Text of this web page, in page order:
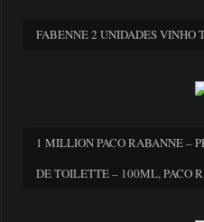
FABENNE 2 UNIDADES VINHO
1 MILLION PACO RABANNE –
DE TOILETTE – 100ML, PACO